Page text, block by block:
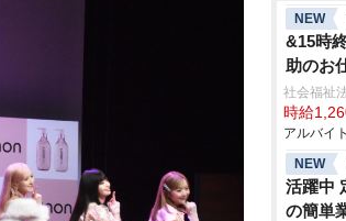
NEW
&15時
助のお
社会福祉
時給
アルバイ
NEW
活躍中
の簡単